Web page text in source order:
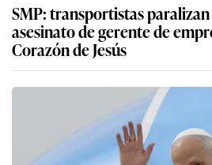
SMP: transportistas
asesinato de gerente de
Corazón de Jesús